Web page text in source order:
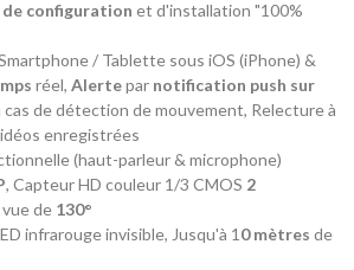
de configuration et d'installation "100%
/ Tablette sous iOS (iPhone) &
réel, Alertepar notification push sur
cas de détection de mouvement, Relecture à
enregistrées
(haut-parleur & microphone)
, Capteur HD couleur 1/3 CMOS 2
de 130°
infrarouge invisible, Jusqu'à 1 0 mètres de